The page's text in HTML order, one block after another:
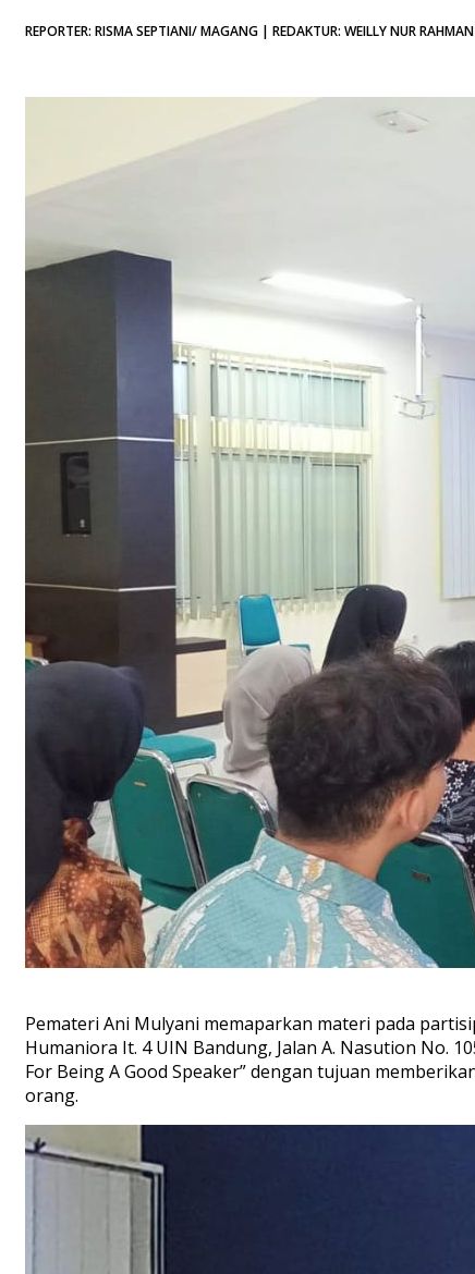
REPORTER: RISMA SEPTIANI/ MAGANG | REDAKTUR: WEILLY NUR
Pemateri Ani Mulyani memaparkan materi pada
Humaniora It. 4 UIN Bandung, Jalan A. Nasution No.
For Being A Good Speaker” dengan tujuan
orang.